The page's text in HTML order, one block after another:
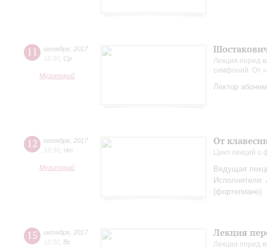
11 октября 2017
18:30 Ср
Музиторий
Лекция перед
симфоний. От
Лектор
12 октября 2017
18:30 Чт
Музиторий
От
Цикл лекций о
Ведущая
Исполнители:
(фортепиано)
15 октября 2017
18:30 Вс
Лекция
Лекции перед